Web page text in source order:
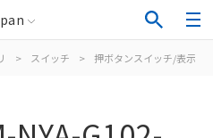
> スイッチ > 押ボタンスイッチ/表示灯